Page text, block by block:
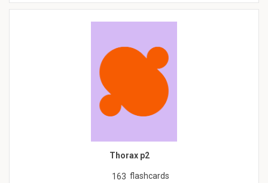
Thorax p2
163 flashcards